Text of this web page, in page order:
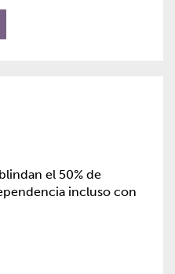
el 50% de
incluso con